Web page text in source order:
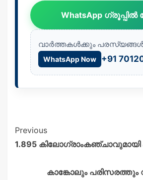
WhatsApp ഗ്രൂപ്പിൽ
വാർത്തകൾക്കും
WhatsApp Now +91
Previous
1.895 കിലോഗ്രാംകഞ്ചാവുമായി
കാങ്കോലും പരിസരത്തും